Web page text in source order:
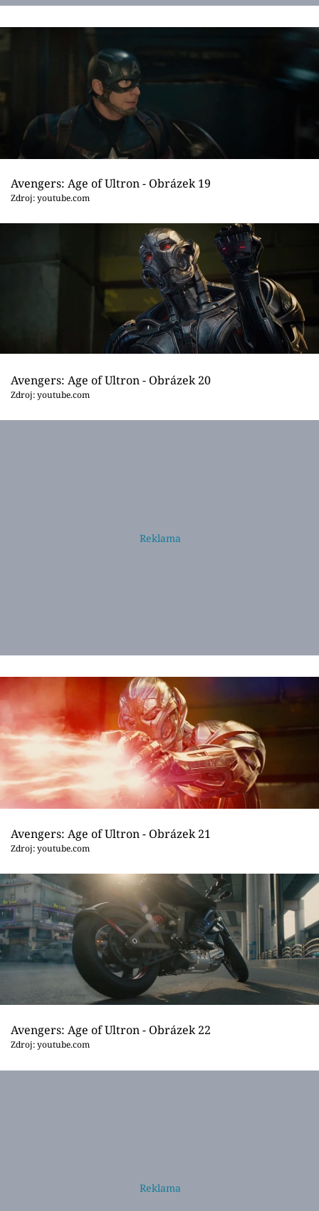
Avengers: Age of Ultron - Obrázek 19
Zdroj: youtube.com
Avengers: Age of Ultron - Obrázek 20
Zdroj: youtube.com
Avengers: Age of Ultron - Obrázek 21
Zdroj: youtube.com
Avengers: Age of Ultron - Obrázek 22
Zdroj: youtube.com